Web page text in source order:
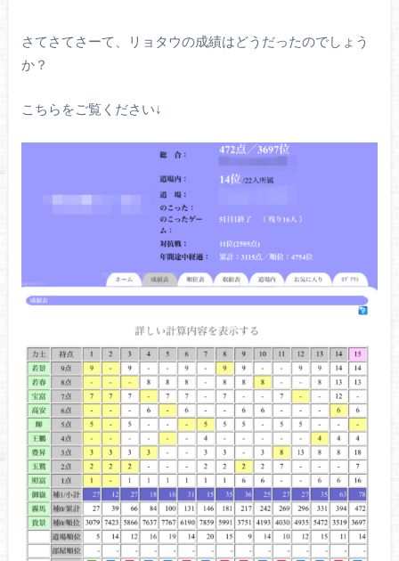
さてさてさーて、リョタウの成績はどうだったのでしょう
か？
こちらをご覧ください↓